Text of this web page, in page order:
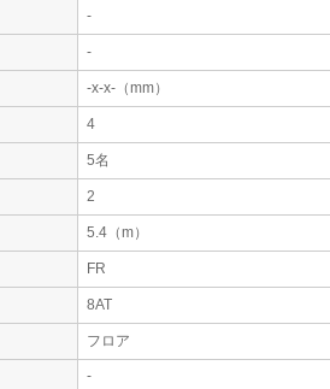
-
-
-x-x-（mm）
4
5名
2
5.4（m）
FR
8AT
フロア
-